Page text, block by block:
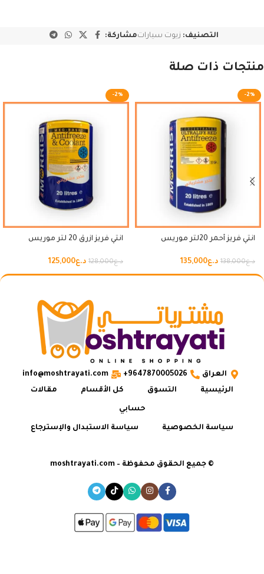
التصنيف: زيوت سياراتمشاركة:
منتجات ذات صلة
-2%
انتي فريز أحمر 20لتر موريس
د.ع138,000 د.ع135,000
-2%
انتي فريز ازرق 20 لتر موريس
د.ع128,000 د.ع125,000
العراق 9647870005026+
info@moshtrayati.com
الرئيسية
التسوق كل الأقسام مقالات
حسابي
سياسة الخصوصية سياسة الاستبدال والإسترجاع
© جميع الحقوق محفوظة – moshtrayati.com